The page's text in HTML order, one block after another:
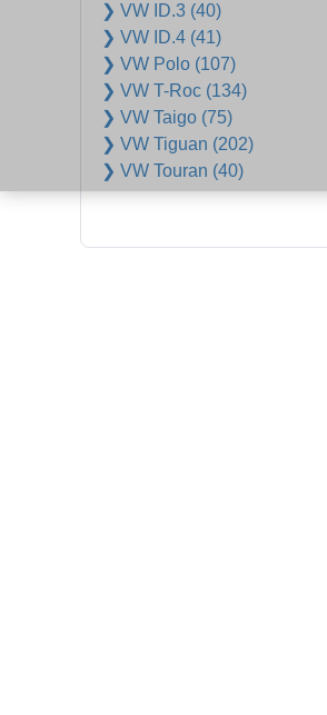
❯ VW ID.3 (40)
❯ VW ID.4 (41)
❯ VW Polo (107)
❯ VW T-Roc (134)
❯ VW Taigo (75)
❯ VW Tiguan (202)
❯ VW Touran (40)